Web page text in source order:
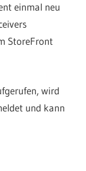
einmal neu
StoreFront
wird
und kann